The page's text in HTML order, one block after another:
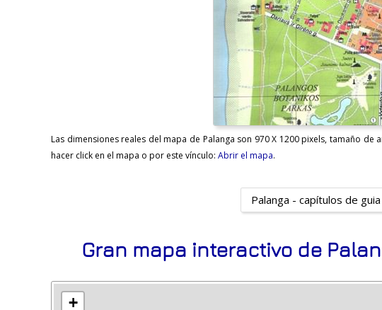
Las dimensiones reales del mapa de Palanga son 970 X 1200 pixels, tamaño
hacer click en el mapa o por este vínculo: Abrir el mapa.
Palanga - capítulos de guia
Gran mapa interactivo de
+